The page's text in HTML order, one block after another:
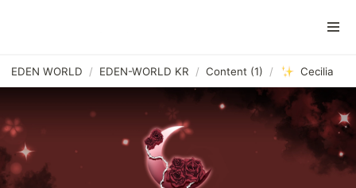
EDEN WORLD / EDEN-WORLD KR / Content (1) / Cecilia